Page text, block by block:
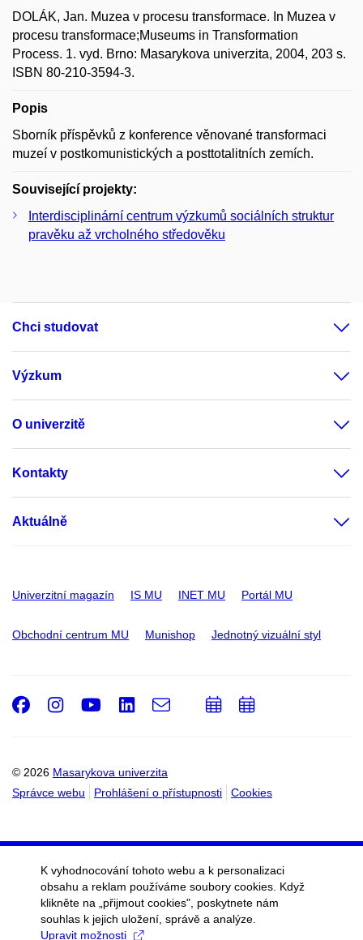
DOLÁK, Jan. Muzea v procesu transformace. In Muzea v
procesu transformace;Museums in Transformation
Process. 1. vyd. Brno: Masarykova univerzita, 2004, 203 s.
ISBN 80-210-3594-3.
Popis
Sborník příspěvků z konference věnované transformaci
muzeí v postkomunistických a posttotalitních zemích.
Související projekty:
Interdisciplinární centrum výzkumů sociálních struktur
pravěku až vrcholného středověku
Chci studovat
Výzkum
O univerzitě
Kontakty
Aktuálně
Univerzitní magazín IS MU INET MU Portál MU
Obchodní centrum MU Munishop Jednotný vizuální styl
© 2026 Masarykova univerzita
Správce webu
Prohlášení o přístupnosti Cookies
Facebook
Instagram
Youtube
LinkedIn
e-
PřidatPřidat
K vyhodnocování tohoto webu a k personalizaci
obsahu a reklam používáme soubory cookies. Když
klikněte na „přijmout cookies", poskytnete nám
souhlas k jejich uložení, správě a analýze.
Upravit možnosti